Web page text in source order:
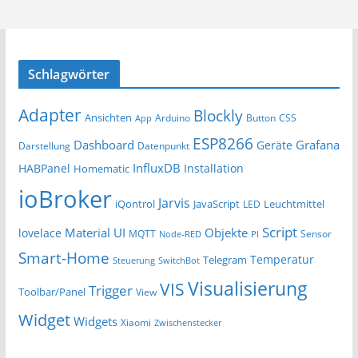
Schlagwörter
Adapter Ansichten App Arduino Blockly Button CSS
Darstellung Dashboard Datenpunkt ESP8266 Geräte Grafana
HABPanel Homematic InfluxDB Installation
ioBroker iQontrol Jarvis JavaScript LED Leuchtmittel
lovelace Material UI MQTT Node-RED Objekte PI Script Sensor
Smart-Home Steuerung SwitchBot Telegram Temperatur
Toolbar/Panel Trigger View VISVisualisierung
Widget Widgets Xiaomi Zwischenstecker